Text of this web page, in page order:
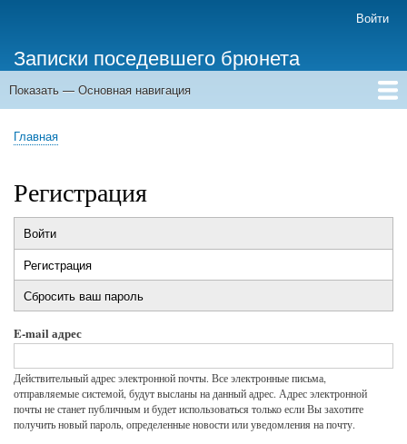
основному
содержанию
учётной
записи
пользователя
Войти
Записки поседевшего брюнета
Основная
Показать — Основная навигация
Главная
Строка
Главная
Регистрация
Главные
вкладки
Войти
Регистрация
вкладка)
Сбросить ваш пароль
E-mail адрес
Действительный адрес электронной почты. Все электронные письма,
отправляемые системой, будут высланы на данный адрес. Адрес электронной
почты не станет публичным и будет использоваться только если Вы захотите
получить новый пароль, определенные новости или уведомления на почту.